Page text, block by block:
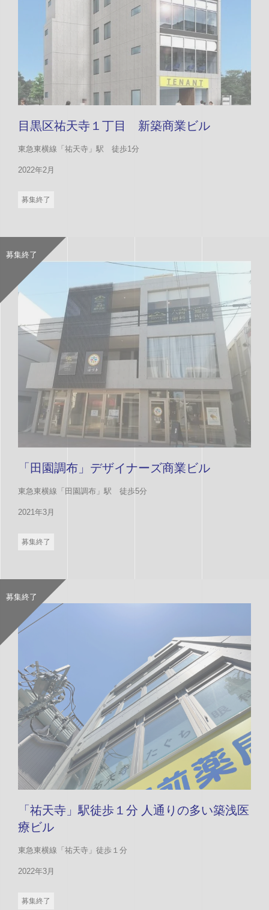
目黒区祐天寺１丁目 新築商業ビル
東急東横線「祐天寺」駅 徒歩1分
2022年2月
募集終了
「田園調布」デザイナーズ商業ビル
東急東横線「田園調布」駅 徒歩5分
2021年3月
募集終了
募集終了
「祐天寺」駅徒歩１分 人通りの多い築浅医
療ビル
東急東横線「祐天寺」徒歩１分
2022年3月
募集終了
募集終了